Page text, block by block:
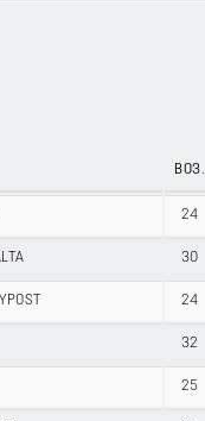
ВОЗ.
24
30
24
32
25